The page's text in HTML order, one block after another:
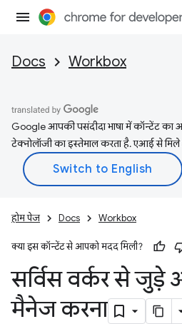
Docs Workbox
Google आपकी पसंदीदा भाषा में कॉन्टेंट
टेक्नोलॉजी का इस्तेमाल करता है. एआई से मिले
होम पेज Docs Workbox
क्या इस कॉन्टेंट से आपको मदद मिली?
सर्विस वर्कर से जुड़े
मैनेज करना